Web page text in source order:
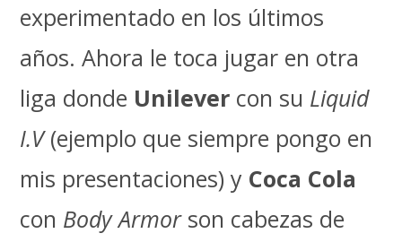
experimentado en los últimos
años. Ahora le toca jugar en otra
liga donde Unilever con su Liquid
I.V(ejemplo que siempre pongo en
mis presentaciones) y Coca Cola
con Body Armorson cabezas de